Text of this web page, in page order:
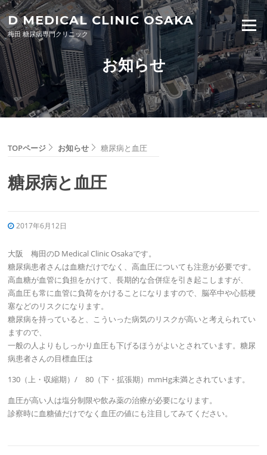
Skip to content
D MEDICAL CLINIC OSAKA
梅田 糖尿病専門クリニック
Menu
お知らせ
TOPページ お知らせ 糖尿病と血圧
糖尿病と血圧
2017年6月12日
大阪 梅田のD Medical Clinic Osakaです。
糖尿病患者さんは血糖だけでなく、高血圧についても注意が必要です。
高血糖が血管に負担をかけて、長期的な合併症を引き起こしますが、
高血圧も常に血管に負荷をかけることになりますので、脳卒中や心筋梗
塞などのリスクになります。
糖尿病を持っていると、こういった病気のリスクが高いと考えられてい
ますので、
一般の人よりもしっかり血圧も下げるほうがよいとされています。糖尿
病患者さんの目標血圧は
130（上・収縮期）/ 80（下・拡張期）mmHg未満とされています。
血圧が高い人は塩分制限や飲み薬の治療が必要になります。
診察時に血糖値だけでなく血圧の値にも注目してみてください。